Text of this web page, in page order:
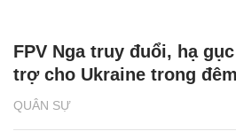
QUÂN SỰ
FPV Nga truy đuổi, hạ
trợ cho Ukraine trong đêm